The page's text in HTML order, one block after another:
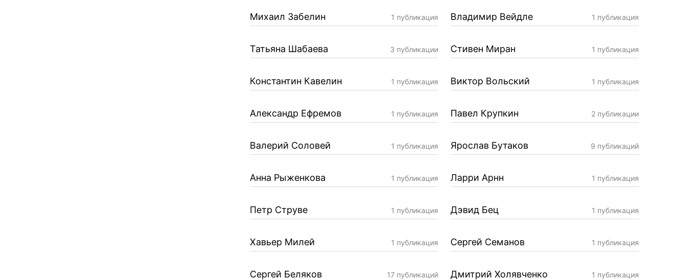
Михаил Забелин 1 публикация Владимир Вейдле 1 публикация
Татьяна Шабаева 3 публикации Стивен Миран 1 публикация
Константин Кавелин 1 публикация Виктор Вольский 1 публикация
Александр Ефремов 1 публикация Павел Крупкин 2 публикации
Валерий Соловей 1 публикация Ярослав Бутаков 9 публикаций
Анна Рыженкова 1 публикация Ларри Арнн 1 публикация
Петр Струве 1 публикация Дэвид Бец 1 публикация
Хавьер Милей 1 публикация Сергей Семанов 1 публикация
Сергей Беляков 17 публикаций Дмитрий Холявченко 1 публикация